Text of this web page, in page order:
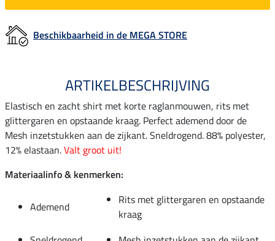
Beschikbaarheid in de MEGA STORE
ARTIKELBESCHRIJVING
Elastisch en zacht shirt met korte raglanmouwen, rits met
glittergaren en opstaande kraag. Perfect ademend door de
Mesh inzetstukken aan de zijkant. Sneldrogend. 88% polyester,
12% elastaan.Valt groot uit!
Materiaalinfo & kenmerken:
Ademend
Rits met glittergaren en opstaande
kraag